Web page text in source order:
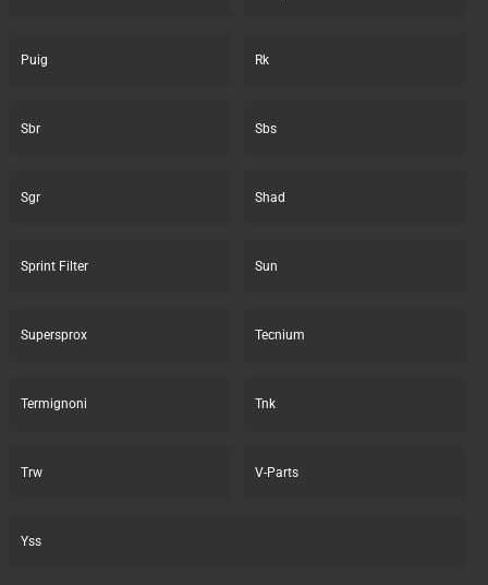
Puig Rk
Sbr Sbs
Sgr Shad
Sprint Filter Sun
Supersprox Tecnium
Termignoni Tnk
Trw V-Parts
Yss